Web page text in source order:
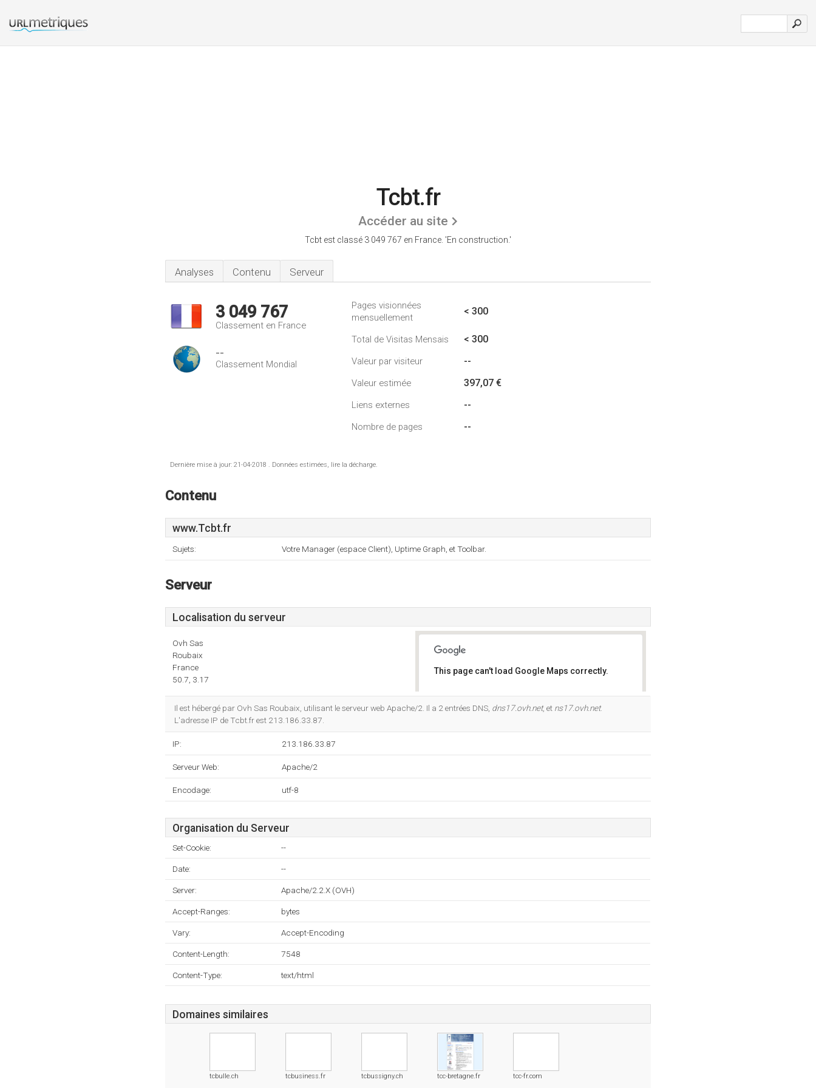
Tcbt.fr
Accéder au site
Tcbt est classé 3 049 767 en France. 'En construction.'
Analyses Contenu Serveur
3 049 767
Classement en France
--
Classement Mondial
Pages visionnées
mensuellement
< 300
Total de Visitas Mensais < 300
Valeur par visiteur --
Valeur estimée 397,07 €
Liens externes --
Nombre de pages --
Dernière mise à jour: 21-04-2018 . Données estimées, lire la décharge.
Contenu
www.Tcbt.fr
Sujets: Votre Manager (espace Client), Uptime Graph, et Toolbar.
Serveur
Localisation du serveur
Ovh Sas
Roubaix
France
50.7, 3.17
This page can't load Google Maps correctly.
Il est hébergé par Ovh Sas Roubaix, utilisant le serveur web Apache/2. Il a 2 entrées DNS, dns17.ovh.net, et ns17.ovh.net.
L'adresse IP de Tcbt.fr est 213.186.33.87.
IP: 213.186.33.87
Serveur Web: Apache/2
Encodage: utf-8
Organisation du Serveur
Set-Cookie: --
Date: --
Server: Apache/2.2.X (OVH)
Accept-Ranges: bytes
Vary: Accept-Encoding
Content-Length: 7548
Content-Type: text/html
Domaines similaires
tcbulle.ch tcbusiness.fr tcbussigny.ch tcc-bretagne.fr tcc-fr.com